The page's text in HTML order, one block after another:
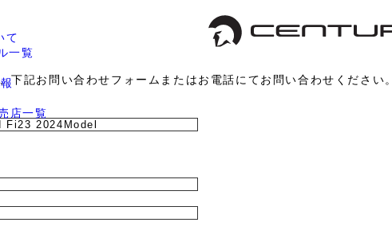
て
一覧
店一覧
下記お問い合わせフォームまたはお電話にてお問い合わせください。